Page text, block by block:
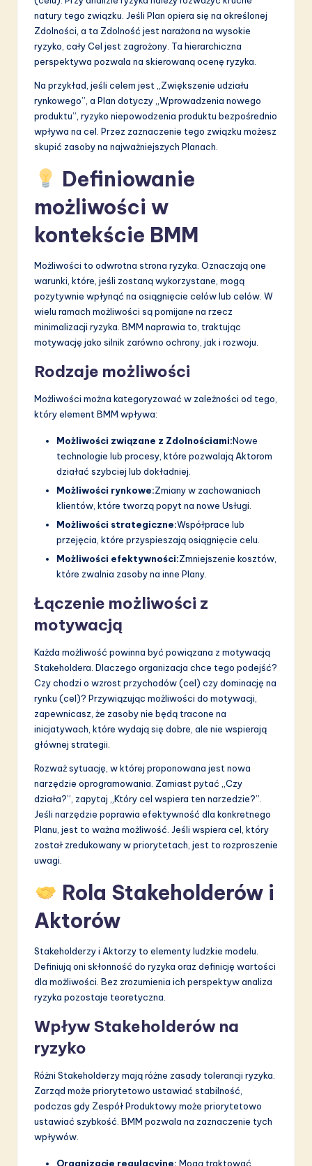
natury tego związku. Jeśli Plan opiera się na określonej
Zdolności, a ta Zdolność jest narażona na wysokie
ryzyko, cały Cel jest zagrożony. Ta hierarchiczna
perspektywa pozwala na skierowaną ocenę ryzyka.
Na przykład, jeśli celem jest „Zwiększenie udziału
rynkowego”, a Plan dotyczy „Wprowadzenia nowego
produktu”, ryzyko niepowodzenia produktu bezpośrednio
wpływa na cel. Przez zaznaczenie tego związku możesz
skupić zasoby na najważniejszych Planach.
Definiowanie
możliwości w
kontekście BMM
Możliwości to odwrotna strona ryzyka. Oznaczają one
warunki, które, jeśli zostaną wykorzystane, mogą
pozytywnie wpłynąć na osiągnięcie celów lub celów. W
wielu ramach możliwości są pomijane na rzecz
minimalizacji ryzyka. BMM naprawia to, traktując
motywację jako silnik zarówno ochrony, jak i rozwoju.
Rodzaje możliwości
Możliwości można kategoryzować w zależności od tego,
który element BMM wpływa:
Możliwości związane z Zdolnościami:Nowe
technologie lub procesy, które pozwalają Aktorom
działać szybciej lub dokładniej.
Możliwości rynkowe:Zmiany w zachowaniach
klientów, które tworzą popyt na nowe Usługi.
Możliwości strategiczne:Współprace lub
przejęcia, które przyspieszają osiągnięcie celu.
Możliwości efektywności:Zmniejszenie kosztów,
które zwalnia zasoby na inne Plany.
Łączenie możliwości z
motywacją
Każda możliwość powinna być powiązana z motywacją
Stakeholdera. Dlaczego organizacja chce tego podejść?
Czy chodzi o wzrost przychodów (cel) czy dominację na
rynku (cel)? Przywiązując możliwości do motywacji,
zapewnicasz, że zasoby nie będą tracone na
inicjatywach, które wydają się dobre, ale nie wspierają
głównej strategii.
Rozważ sytuację, w której proponowana jest nowa
narzędzie oprogramowania. Zamiast pytać „Czy
działa?”, zapytaj „Który cel wspiera ten narzedzie?”.
Jeśli narzędzie poprawia efektywność dla konkretnego
Planu, jest to ważna możliwość. Jeśli wspiera cel, który
został zredukowany w priorytetach, jest to rozproszenie
uwagi.
Rola Stakeholderów i
Aktorów
Stakeholderzy i Aktorzy to elementy ludzkie modelu.
Definiują oni skłonność do ryzyka oraz definicję wartości
dla możliwości. Bez zrozumienia ich perspektyw analiza
ryzyka pozostaje teoretyczna.
Wpływ Stakeholderów na
ryzyko
Różni Stakeholderzy mają różne zasady tolerancji ryzyka.
Zarząd może priorytetowo ustawiać stabilność,
podczas gdy Zespół Produktowy może priorytetowo
ustawiać szybkość. BMM pozwala na zaznaczenie tych
wpływów.
Organizacje regulacyjne: Mogą traktować